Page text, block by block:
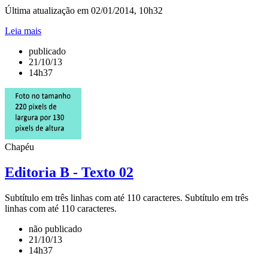
Última atualização em 02/01/2014, 10h32
Leia mais
publicado
21/10/13
14h37
Chapéu
Editoria B - Texto 02
Subtítulo em três linhas com até 110 caracteres. Subtítulo em três
linhas com até 110 caracteres.
não publicado
21/10/13
14h37